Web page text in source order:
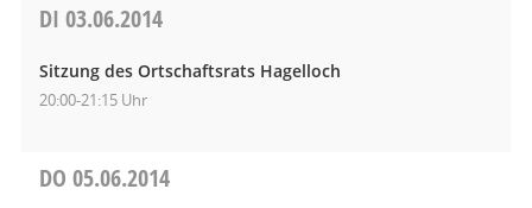
DI 03.06.2014
Sitzung des Ortschaftsrats Hagelloch
20:00-21:15 Uhr
DO 05.06.2014